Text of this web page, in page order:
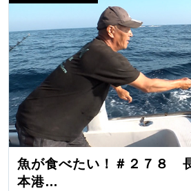
魚が食べたい！＃２７８
本港